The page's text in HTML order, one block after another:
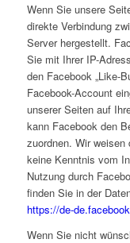
Wenn Sie unsere
direkte Verbindung
Server hergestellt.
Sie mit Ihrer IP-
den Facebook „Like-
Facebook-Account
unserer Seiten auf
kann Facebook den
zuordnen. Wir
keine Kenntnis vom
Nutzung durch
finden Sie in der
https://de-
Wenn Sie nicht